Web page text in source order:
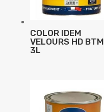
COLOR IDEM
VELOURS HD BTM
3L